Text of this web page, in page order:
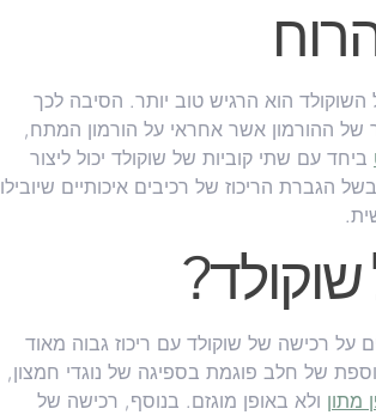
הוא הרגיש טוב יותר. הסיבה לכך
של ההורמון אשר אחראי על הורמון המתח,
ביחד עם שתי קוביות של שוקולד יכול ליצור
הריכוז של רכיבים איכותיים שיובילו
על רכישה של שוקולד עם ריכוז גבוה מאוד
של חלב פוגמת בספיגה של נוגדי חמצון,
מתון ולא באופן מוגזם. בנוסף, רכישה של